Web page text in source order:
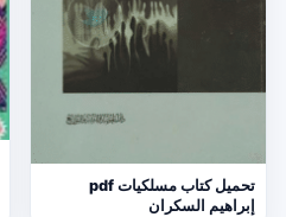
تحميل كتاب مسلكيات pdf
إبراهيم السكران